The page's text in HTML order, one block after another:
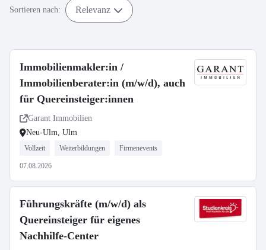
Sortieren nach: Relevanz
Immobilienmakler:in /
Immobilienberater:in (m/w/d), auch
für Quereinsteiger:innen
Garant Immobilien
Neu-Ulm, Ulm
Vollzeit Weiterbildungen Firmenevents
07.08.2026
Führungskräfte (m/w/d) als
Quereinsteiger für eigenes
Nachhilfe-Center